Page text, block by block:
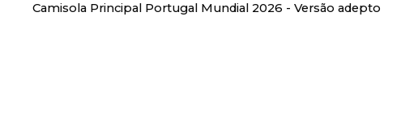
Camisola Principal Portugal Mundial 2026 - Versão adepto